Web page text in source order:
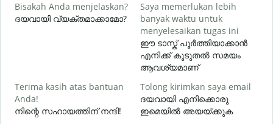
Bisakah Anda menjelaskan?
ദയവായി വ്യക്തമാക്കാമോ?
Saya memerlukan lebih
banyak waktu untuk
menyelesaikan tugas ini
ഈ ടാസ്ക് പൂർത്തിയാക്കാൻ
എനിക്ക് കൂടുതൽ സമയം
ആവശ്യമാണ്
Terima kasih atas bantuan
Anda!
നിന്റെ സഹായത്തിന് നന്ദി!
Tolong kirimkan saya email
ദയവായി എനിക്കൊരു
ഇമെയിൽ അയയ്ക്കുക